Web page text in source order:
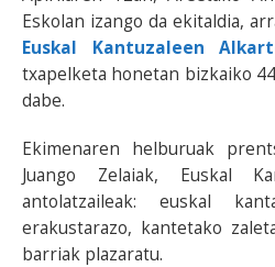
Eskolan izango da ekitaldia,
Euskal Kantuzaleen
txapelketa honetan bizkaiko
dabe.
Ekimenaren helburuak
Juango Zelaiak, Euskal
antolatzaileak: euskal
erakustarazo, kantetako
barriak plazaratu.